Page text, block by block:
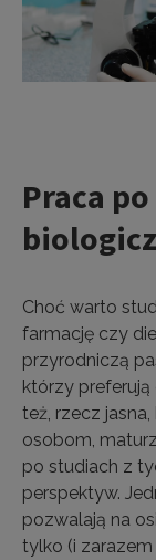
Praca
Choć warto
farmację czy
przyrodniczą
którzy preferują
też, rzecz
osobom,
po studiach z
perspektyw.
pozwalają na
tylko (i